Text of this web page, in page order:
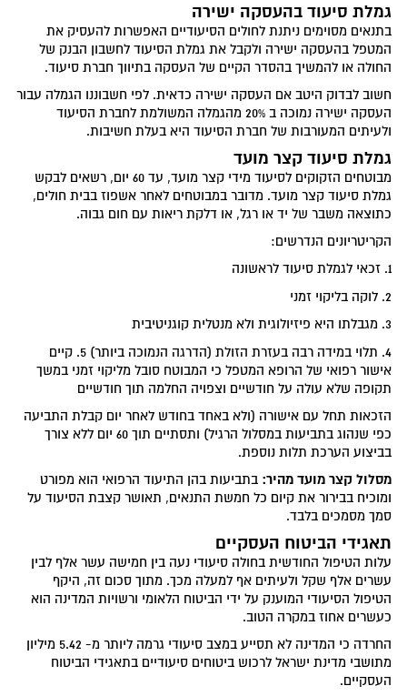
גמלת סיעוד בהעסקה ישירה
בתנאים מסוימים ניתנת לחולים הסיעודיים האפשרות להעסיק את
המטפל בהעסקה ישירה ולקבל את גמלת הסיעוד לחשבון הבנק של
החולה או להמשיך בהסדר הקיים של העסקה בתיווך חברת סיעוד.
חשוב לבדוק היטב אם העסקה ישירה כדאית. לפי חשבוננו הגמלה עבור
העסקה ישירה נמוכה ב 20% מהגמלה המשולמת לחברת הסיעוד
ולעיתים המעורבות של חברת הסיעוד היא בעלת חשיבות.
גמלת סיעוד קצר מועד
מבוטחים הזקוקים לסיעוד מידי קצר מועד, עד 60 יום, רשאים לבקש
גמלת סיעוד קצר מועד. מדובר במבוטחים לאחר אשפוז בבית חולים,
כתוצאה משבר של יד או רגל, או דלקת ריאות עם חום גבוה.
הקריטריונים הנדרשים:
1. זכאי לגמלת סיעוד לראשונה
2. לוקה בליקוי זמני
3. מגבלתו היא פיזיולוגית ולא מנטלית קוגניטיבית
4. תלוי במידה רבה בעזרת הזולת (הדרגה הנמוכה ביותר) 5. קיים
אישור רפואי של הרופא המטפל כי המבוטח סובל מליקוי זמני במשך
תקופה שלא עולה על חודשיים וצפויה החלמה תוך חודשיים
הזכאות תחל עם אישורה (ולא באחד בחודש לאחר יום קבלת התביעה
כפי שנהוג בתביעות במסלול הרגיל) ותסתיים תוך 60 יום ללא צורך
בביצוע הערכת תלות נוספת.
מסלול קצר מועד מהיר: בתביעות בהן התיעוד הרפואי הוא מפורט
ומוכיח בבירור את קיום כל חמשת התנאים, תאושר קצבת הסיעוד על
סמך מסמכים בלבד.
תאגידי הביטוח העסקיים
עלות הטיפול החודשית בחולה סיעודי נעה בין חמישה עשר אלף לבין
עשרים אלף שקל ולעיתים אף למעלה מכך. מתוך סכום זה, היקף
הטיפול הסיעודי המוענק על ידי הביטוח הלאומי ורשויות המדינה הוא
כעשרים אחוז במקרה הטוב.
החרדה כי המדינה לא תסייע במצב סיעודי גרמה ליותר מ- 5.42 מיליון
מתושבי מדינת ישראל לרכוש ביטוחים סיעודיים בתאגידי הביטוח
העסקיים.